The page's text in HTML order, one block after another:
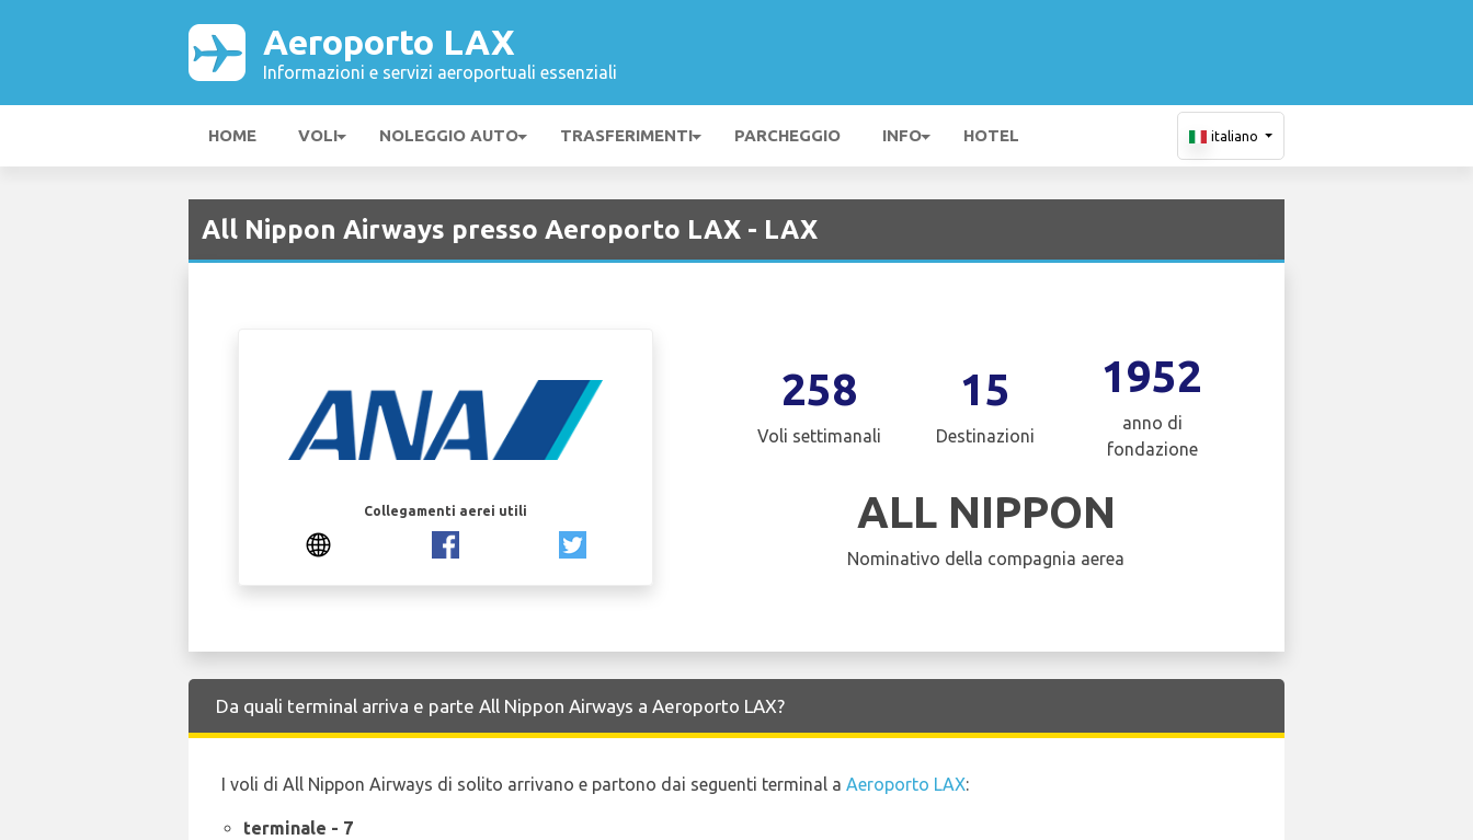
Aeroporto LAX
Informazioni e servizi aeroportuali essenziali
HOME VOLI NOLEGGIO AUTO TRASFERIMENTI PARCHEGGIO INFO HOTEL italiano
All Nippon Airways presso Aeroporto LAX - LAX
Collegamenti aerei utili
258
Voli settimanali
15
Destinazioni
1952
anno di
fondazione
ALL NIPPON
Nominativo della compagnia aerea
Da quali terminal arriva e parte All Nippon Airways a Aeroporto LAX?
I voli di All Nippon Airways di solito arrivano e partono dai seguenti terminal a Aeroporto LAX:
terminale - 7